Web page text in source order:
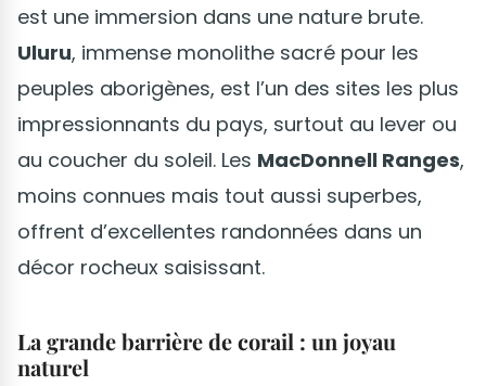
est une immersion dans une nature brute.
Uluru, immense monolithe sacré pour les
peuples aborigènes, est l’un des sites les plus
impressionnants du pays, surtout au lever ou
au coucher du soleil. Les MacDonnell Ranges,
moins connues mais tout aussi superbes,
offrent d’excellentes randonnées dans un
décor rocheux saisissant.
La grande barrière de corail : un joyau
naturel